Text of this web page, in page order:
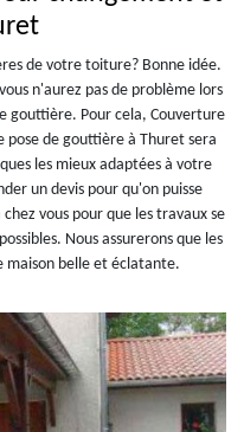
de votre toiture? Bonne idée.
n'aurez pas de problème lors
gouttière. Pour cela, Couverture
de gouttière à Thuret sera
les mieux adaptées à votre
un devis pour qu'on puisse
vous pour que les travaux se
Nous assurerons que les
belle et éclatante.